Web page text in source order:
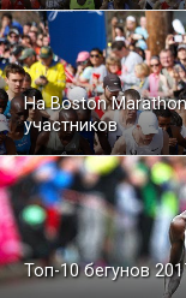
На Boston
участников
Топ-10 бегунов